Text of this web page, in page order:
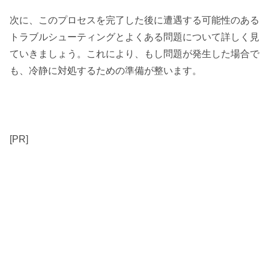
次に、このプロセスを完了した後に遭遇する可能性のある
トラブルシューティングとよくある問題について詳しく見
ていきましょう。これにより、もし問題が発生した場合で
も、冷静に対処するための準備が整います。
[PR]